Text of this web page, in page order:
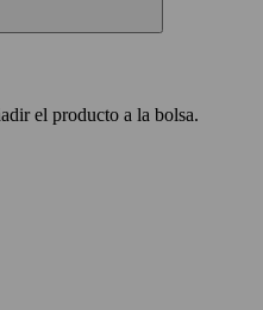
el producto a la bolsa.